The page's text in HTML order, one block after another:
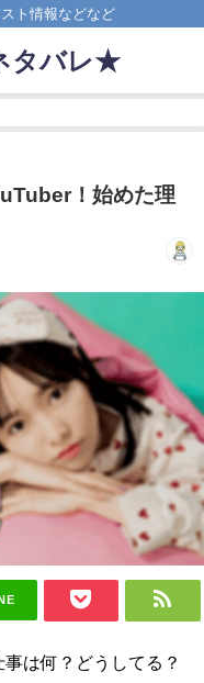
ト情報などなど
タバレ★
！始めた理
は何？どうしてる？